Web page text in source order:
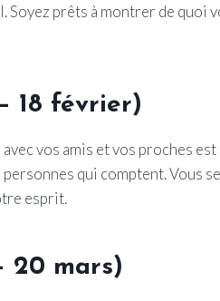
Soyez prêts à montrer de quoi
18 février)
avec vos amis et vos proches
qui comptent. Vous
esprit.
20 mars)